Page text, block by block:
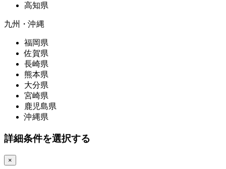
高知県
九州・沖縄
福岡県
佐賀県
長崎県
熊本県
大分県
宮崎県
鹿児島県
沖縄県
詳細条件を選択する
×